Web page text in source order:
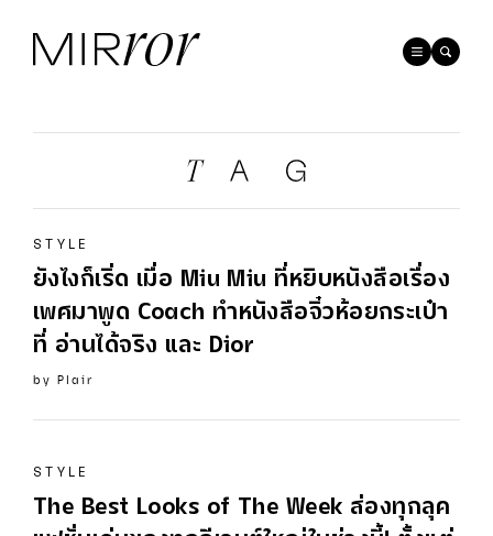
STYLE
ยังไงก็เริ่ด เมื่อ Miu Miu ที่หยิบหนังสือเรื่อง
เพศมาพูด Coach ทำหนังสือจิ๋วห้อยกระเป๋า
ที่ อ่านได้จริง และ
Dior
by Plair
STYLE
The Best Looks of The Week ส่องทุกลุค